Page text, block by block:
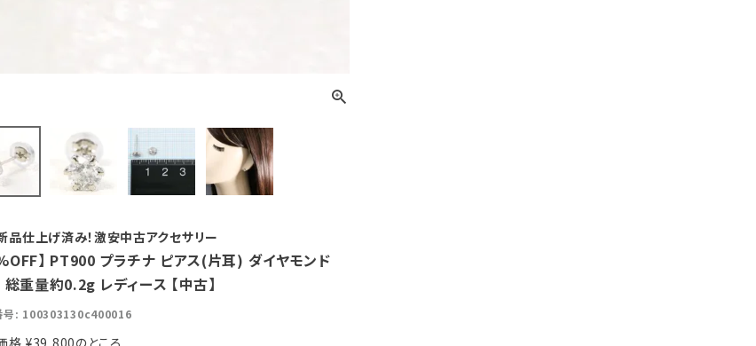
品仕上げ済み！激安中古アクセサリー
】 PT900 プラチナ ピアス(片耳) ダイヤモンド
重量約0.2g レディース 【中古】
号 100303130c400016